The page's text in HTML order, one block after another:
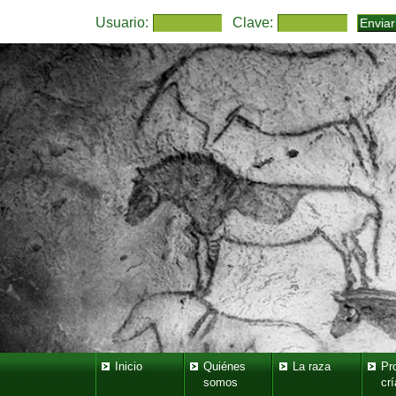
Usuario: Clave:
Inicio
Quiénes
somos
La raza